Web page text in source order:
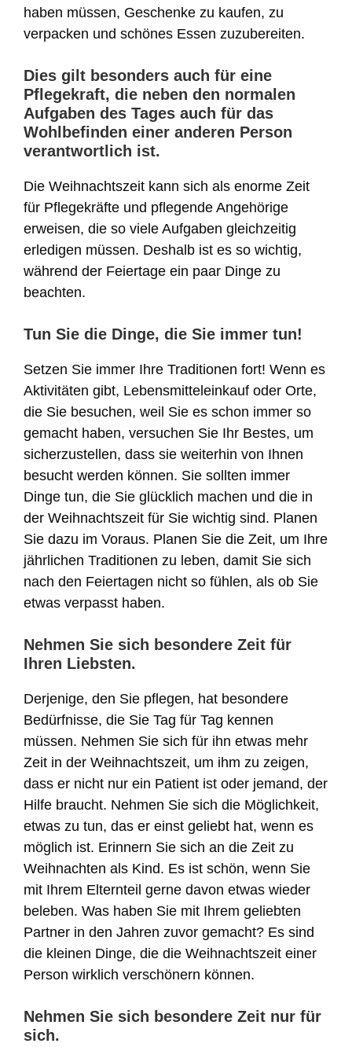
haben müssen, Geschenke zu kaufen, zu
verpacken und schönes Essen zuzubereiten.
Dies gilt besonders auch für eine
Pflegekraft, die neben den normalen
Aufgaben des Tages auch für das
Wohlbefinden einer anderen Person
verantwortlich ist.
Die Weihnachtszeit kann sich als enorme Zeit
für Pflegekräfte und pflegende Angehörige
erweisen, die so viele Aufgaben gleichzeitig
erledigen müssen. Deshalb ist es so wichtig,
während der Feiertage ein paar Dinge zu
beachten.
Tun Sie die Dinge, die Sie immer tun!
Setzen Sie immer Ihre Traditionen fort! Wenn es
Aktivitäten gibt, Lebensmitteleinkauf oder Orte,
die Sie besuchen, weil Sie es schon immer so
gemacht haben, versuchen Sie Ihr Bestes, um
sicherzustellen, dass sie weiterhin von Ihnen
besucht werden können. Sie sollten immer
Dinge tun, die Sie glücklich machen und die in
der Weihnachtszeit für Sie wichtig sind. Planen
Sie dazu im Voraus. Planen Sie die Zeit, um Ihre
jährlichen Traditionen zu leben, damit Sie sich
nach den Feiertagen nicht so fühlen, als ob Sie
etwas verpasst haben.
Nehmen Sie sich besondere Zeit für
Ihren Liebsten.
Derjenige, den Sie pflegen, hat besondere
Bedürfnisse, die Sie Tag für Tag kennen
müssen. Nehmen Sie sich für ihn etwas mehr
Zeit in der Weihnachtszeit, um ihm zu zeigen,
dass er nicht nur ein Patient ist oder jemand, der
Hilfe braucht. Nehmen Sie sich die Möglichkeit,
etwas zu tun, das er einst geliebt hat, wenn es
möglich ist. Erinnern Sie sich an die Zeit zu
Weihnachten als Kind. Es ist schön, wenn Sie
mit Ihrem Elternteil gerne davon etwas wieder
beleben. Was haben Sie mit Ihrem geliebten
Partner in den Jahren zuvor gemacht? Es sind
die kleinen Dinge, die die Weihnachtszeit einer
Person wirklich verschönern können.
Nehmen Sie sich besondere Zeit nur für
sich.